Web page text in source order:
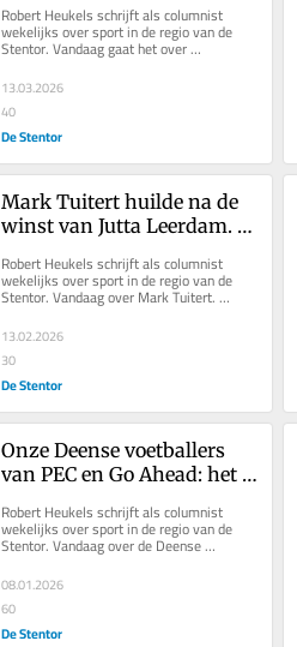
van zijn leven
Robert Heukels schrijft als columnist
wekelijks over sport in de regio van de
Stentor. Vandaag gaat het over
vriendschap. Pure vriendschap.
13.03.2026
40
De Stentor
Mark Tuitert huilde na de
winst van Jutta Leerdam.
Robert Heukels schrijft als columnist
wekelijks over sport in de regio van de
Stentor. Vandaag over Mark Tuitert.
Zelden koos de wind zijn rugzijde....
13.02.2026
30
De Stentor
Onze Deense voetballers
van PEC en Go Ahead: het
de liefde uit de wereld
knijpen
Robert Heukels schrijft als columnist
wekelijks over sport in de regio van de
Stentor. Vandaag over de Deense
voetballers Namli, Breum en Tengstedt,...
08.01.2026
60
De Stentor